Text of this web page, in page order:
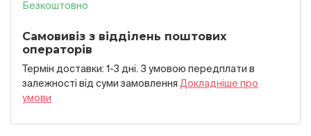
Безкоштовно
Самовивіз з відділень поштових
операторів
Термін доставки: 1-3 дні. З умовою передплати в
залежностi вiд суми замовлення Докладнiше про
умови